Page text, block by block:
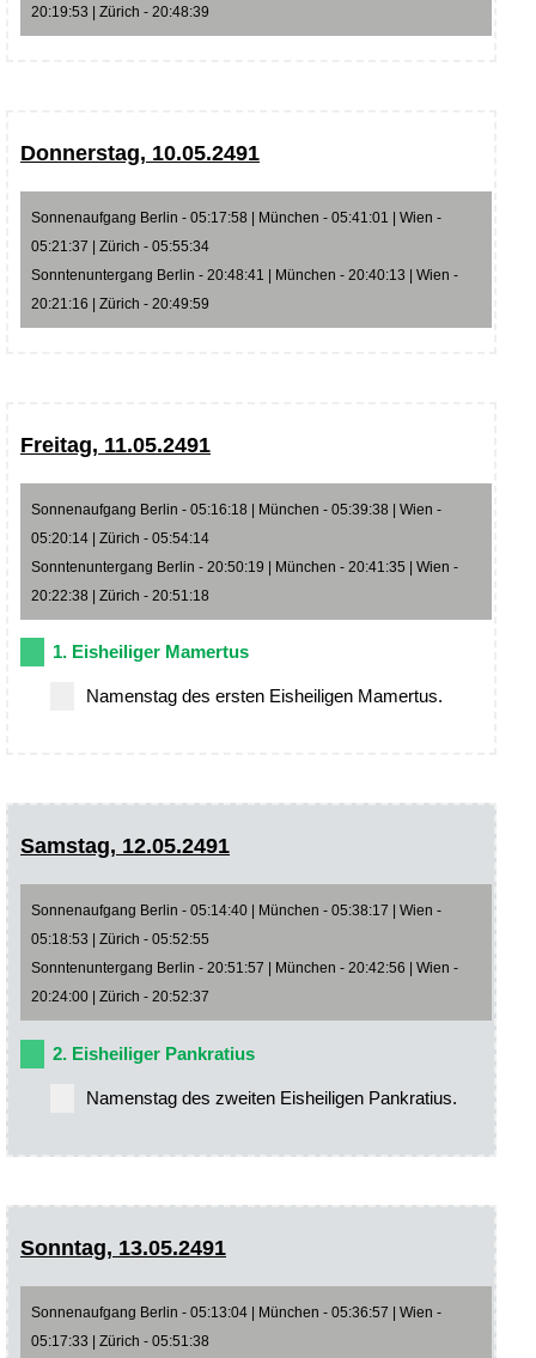
20:19:53 | Zürich - 20:48:39
Donnerstag, 10.05.2491
Sonnenaufgang Berlin - 05:17:58 | München - 05:41:01 | Wien -
05:21:37 | Zürich - 05:55:34
Sonntenuntergang Berlin - 20:48:41 | München - 20:40:13 | Wien -
20:21:16 | Zürich - 20:49:59
Freitag, 11.05.2491
Sonnenaufgang Berlin - 05:16:18 | München - 05:39:38 | Wien -
05:20:14 | Zürich - 05:54:14
Sonntenuntergang Berlin - 20:50:19 | München - 20:41:35 | Wien -
20:22:38 | Zürich - 20:51:18
1. Eisheiliger Mamertus
Namenstag des ersten Eisheiligen Mamertus.
Samstag, 12.05.2491
Sonnenaufgang Berlin - 05:14:40 | München - 05:38:17 | Wien -
05:18:53 | Zürich - 05:52:55
Sonntenuntergang Berlin - 20:51:57 | München - 20:42:56 | Wien -
20:24:00 | Zürich - 20:52:37
2. Eisheiliger Pankratius
Namenstag des zweiten Eisheiligen Pankratius.
Sonntag, 13.05.2491
Sonnenaufgang Berlin - 05:13:04 | München - 05:36:57 | Wien -
05:17:33 | Zürich - 05:51:38